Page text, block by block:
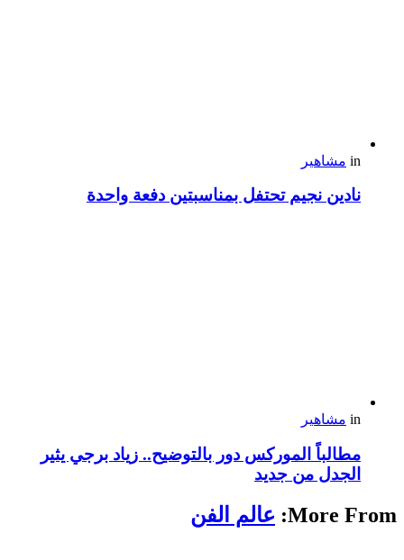
in مشاهير
نادين نجيم تحتفل بمناسبتين دفعة واحدة
in مشاهير
مطالباً الموركس دور بالتوضيح.. زياد برجي يثير
الجدل من جديد
More From: عالم الفن